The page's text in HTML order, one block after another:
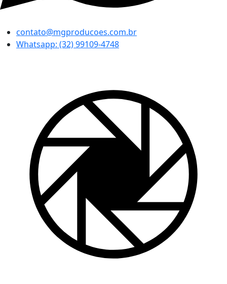
contato@mgproducoes.com.br
Whatsapp: (32) 99109-4748